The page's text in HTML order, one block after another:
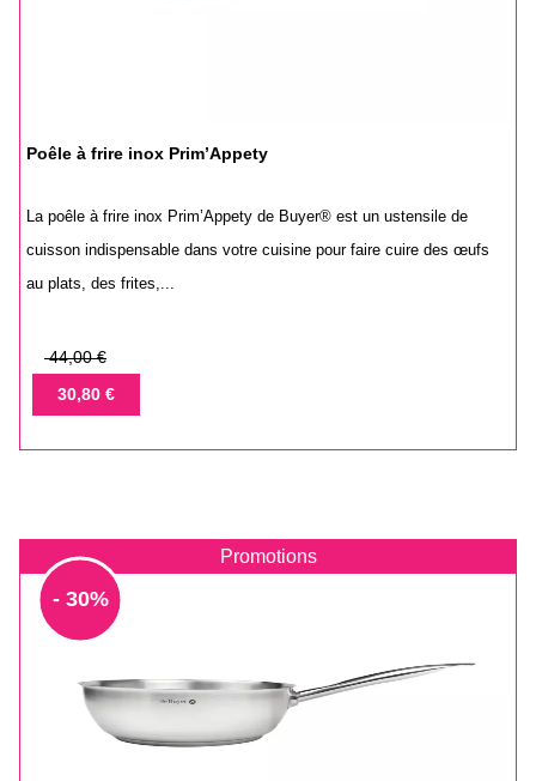
Poêle à frire inox Prim’Appety
La poêle à frire inox Prim’Appety de Buyer® est un ustensile de
cuisson indispensable dans votre cuisine pour faire cuire des œufs
au plats, des frites,...
Prix
base
44,00 €
Prix30,80 €
Promotions
- 30%